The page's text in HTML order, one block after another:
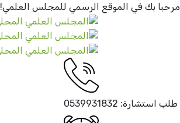
مرحبا بك في الموقع الرسمي للمجلس العلمي!
طلب استشارة: 0539931832